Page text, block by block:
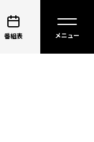
番組表